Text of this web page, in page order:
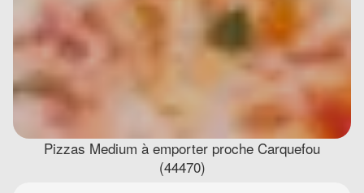
Pizzas Medium à emporter proche Carquefou
(44470)